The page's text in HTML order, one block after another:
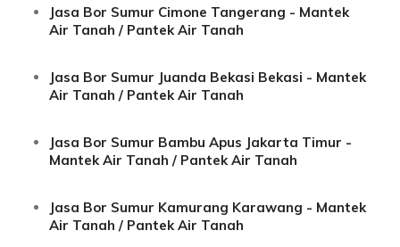
Jasa Bor Sumur Cimone Tangerang - Mantek
Air Tanah / Pantek Air Tanah
Jasa Bor Sumur Juanda Bekasi Bekasi - Mantek
Air Tanah / Pantek Air Tanah
Jasa Bor Sumur Bambu Apus Jakarta Timur -
Mantek Air Tanah / Pantek Air Tanah
Jasa Bor Sumur Kamurang Karawang - Mantek
Air Tanah / Pantek Air Tanah